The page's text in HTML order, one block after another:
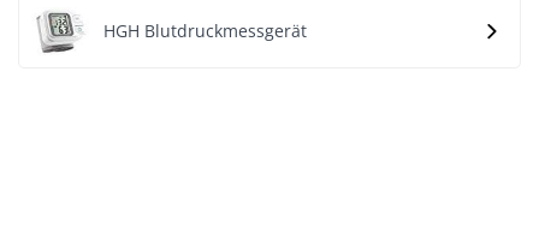
HGH Blutdruckmessgerät